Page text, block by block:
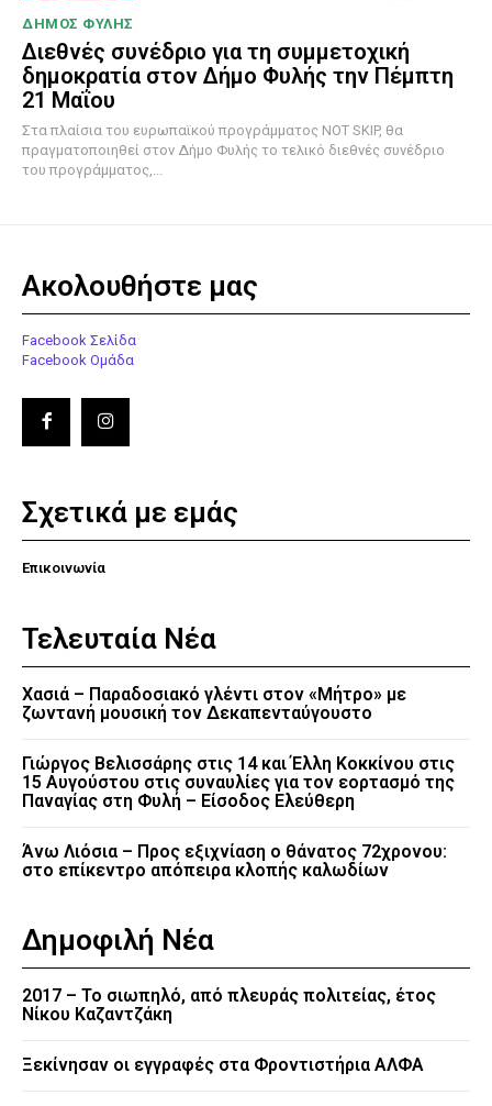
ΔΗΜΟΣ ΦΥΛΗΣ
Διεθνές συνέδριο για τη συμμετοχική
δημοκρατία στον Δήμο Φυλής την Πέμπτη
21 Μαΐου
Στα πλαίσια του ευρωπαϊκού προγράμματος NOT SKIP, θα
πραγματοποιηθεί στον Δήμο Φυλής το τελικό διεθνές συνέδριο
του προγράμματος,...
Ακολουθήστε μας
Facebook Σελίδα
Facebook Ομάδα
Σχετικά με εμάς
Επικοινωνία
Τελευταία Νέα
Χασιά – Παραδοσιακό γλέντι στον «Μήτρο» με
ζωντανή μουσική τον Δεκαπενταύγουστο
Γιώργος Βελισσάρης στις 14 και Έλλη Κοκκίνου στις
15 Αυγούστου στις συναυλίες για τον εορτασμό της
Παναγίας στη Φυλή – Είσοδος Ελεύθερη
Άνω Λιόσια – Προς εξιχνίαση ο θάνατος 72χρονου:
στο επίκεντρο απόπειρα κλοπής καλωδίων
Δημοφιλή Νέα
2017 – Το σιωπηλό, από πλευράς πολιτείας, έτος
Νίκου Καζαντζάκη
Ξεκίνησαν οι εγγραφές στα Φροντιστήρια ΑΛΦΑ